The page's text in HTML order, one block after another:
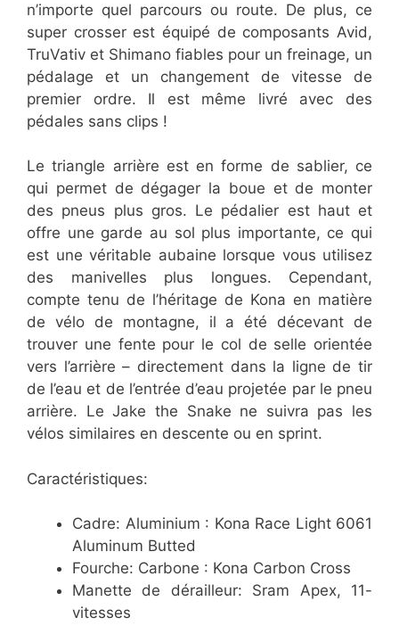
n’importe quel parcours ou route. De plus, ce
super crosser est équipé de composants Avid,
TruVativ et Shimano fiables pour un freinage, un
pédalage et un changement de vitesse de
premier ordre. Il est même livré avec des
pédales sans clips !
Le triangle arrière est en forme de sablier, ce
qui permet de dégager la boue et de monter
des pneus plus gros. Le pédalier est haut et
offre une garde au sol plus importante, ce qui
est une véritable aubaine lorsque vous utilisez
des manivelles plus longues. Cependant,
compte tenu de l’héritage de Kona en matière
de vélo de montagne, il a été décevant de
trouver une fente pour le col de selle orientée
vers l’arrière – directement dans la ligne de tir
de l’eau et de l’entrée d’eau projetée par le pneu
arrière. Le Jake the Snake ne suivra pas les
vélos similaires en descente ou en sprint.
Caractéristiques:
Cadre: Aluminium : Kona Race Light 6061
Aluminum Butted
Fourche: Carbone : Kona Carbon Cross
Manette de dérailleur: Sram Apex, 11-
vitesses